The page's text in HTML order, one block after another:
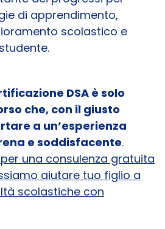
di apprendimento,
scolastico e
DSA è solo
che, con il giusto
a un’esperienza
e soddisfacente.
una consulenza gratuita
aiutare tuo figlio a
scolastiche con